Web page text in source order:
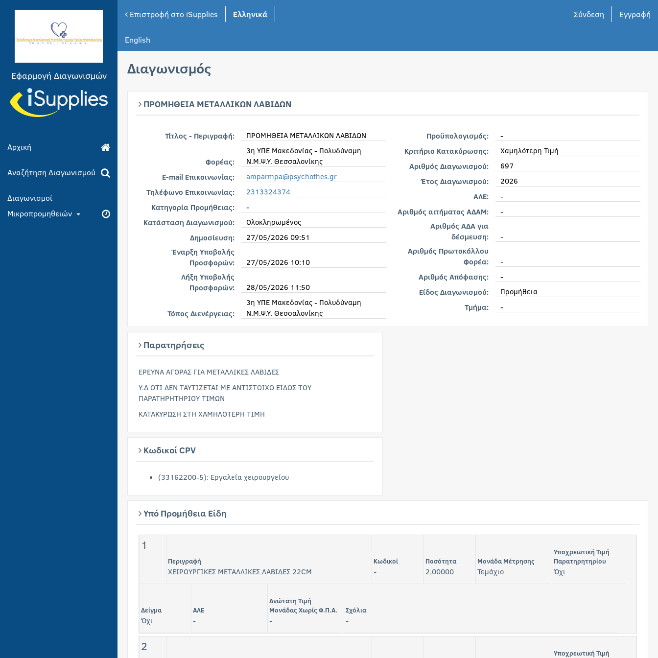
Εφαρμογή Διαγωνισμών
Αρχική
Αναζήτηση Διαγωνισμού
Διαγωνισμοί
Μικροπρομηθειών
Επιστροφή στο iSupplies Ελληνικά
English
Εγγραφή
Σύνδεση
Διαγωνισμός
ΠΡΟΜΗΘΕΙΑ ΜΕΤΑΛΛΙΚΩΝ ΛΑΒΙΔΩΝ
Τίτλος - Περιγραφή: ΠΡΟΜΗΘΕΙΑ ΜΕΤΑΛΛΙΚΩΝ ΛΑΒΙΔΩΝ
Φορέας:
3η ΥΠΕ Μακεδονίας - Πολυδύναμη
Ν.Μ.Ψ.Υ. Θεσσαλονίκης
E-mail Επικοινωνίας:
amparmpa@psychothes.gr
Τηλέφωνο Επικοινωνίας:
2313324374
Κατηγορία Προμήθειας:
-
Κατάσταση Διαγωνισμού:
Ολοκληρωμένος
Δημοσίευση:
27/05/2026 09:51
Έναρξη Υποβολής
Προσφορών:
27/05/2026 10:10
Λήξη Υποβολής
Προσφορών:
28/05/2026 11:50
Τόπος Διενέργειας:
3η ΥΠΕ Μακεδονίας - Πολυδύναμη
Ν.Μ.Ψ.Υ. Θεσσαλονίκης
Προϋπολογισμός:
-
Κριτήριο Κατακύρωσης:
Χαμηλότερη Τιμή
Αριθμός Διαγωνισμού:
697
Έτος Διαγωνισμού:
2026
ΑΛΕ:
-
Αριθμός αιτήματος ΑΔΑΜ:
-
Αριθμός ΑΔΑ για
δέσμευση:
-
Αριθμός Πρωτοκόλλου
Φορέα:
-
Αριθμός Απόφασης:
-
Είδος Διαγωνισμού:
Προμήθεια
Τμήμα:
-
Παρατηρήσεις
ΕΡΕΥΝΑ ΑΓΟΡΑΣ ΓΙΑ ΜΕΤΑΛΛΙΚΕΣ ΛΑΒΙΔΕΣ
Υ.Δ ΟΤΙ ΔΕΝ ΤΑΥΤΙΖΕΤΑΙ ΜΕ ΑΝΤΙΣΤΟΙΧΟ ΕΙΔΟΣ ΤΟΥ
ΠΑΡΑΤΗΡΗΤΗΡΙΟΥ ΤΙΜΩΝ
ΚΑΤΑΚΥΡΩΣΗ ΣΤΗ ΧΑΜΗΛΟΤΕΡΗ ΤΙΜΗ
Κωδικοί CPV
(33162200-5): Εργαλεία χειρουργείου
Υπό Προμήθεια Είδη
1
Περιγραφή
ΧΕΙΡΟΥΡΓΙΚΕΣ ΜΕΤΑΛΛΙΚΕΣ ΛΑΒΙΔΕΣ 22CM
Κωδικοί
-
Ποσότητα
2,00000
Μονάδα Μέτρησης
Τεμάχιο
Υποχρεωτική Τιμή
Παρατηρητηρίου
Όχι
Δείγμα
Όχι
ΑΛΕ
-
Ανώτατη Τιμή
Μονάδας Χωρίς Φ.Π.Α.
-
Σχόλια
-
2 Υποχρεωτική Τιμή